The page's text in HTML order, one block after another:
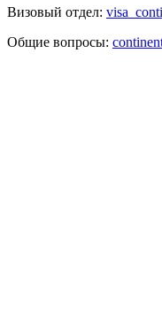
Визовый отдел:
Общие вопросы: